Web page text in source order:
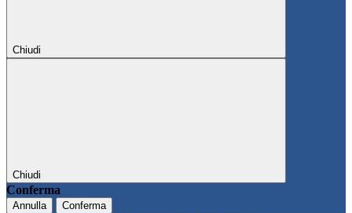
Chiudi
Chiudi
Conferma
Annulla Conferma